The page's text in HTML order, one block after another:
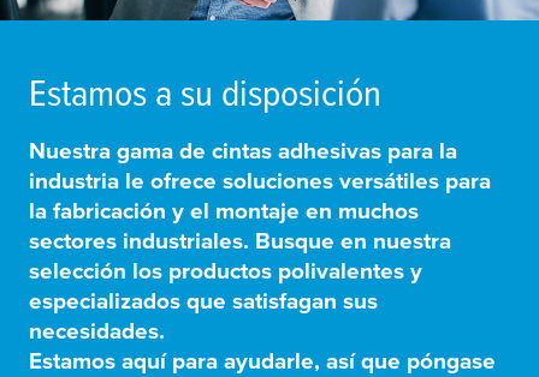
Estamos a su disposición
Nuestra gama de cintas adhesivas para la
industria le ofrece soluciones versátiles para
la fabricación y el montaje en muchos
sectores industriales. Busque en nuestra
selección los productos polivalentes y
especializados que satisfagan sus
necesidades.
Estamos aquí para ayudarle, así que póngase